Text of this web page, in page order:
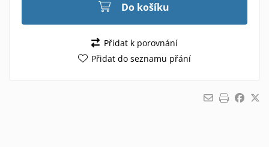
Do košíku
Přidat k porovnání
Přidat do seznamu přání